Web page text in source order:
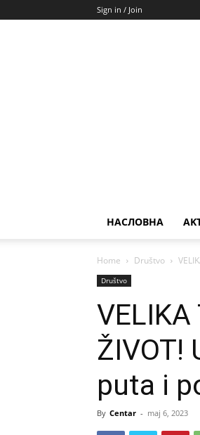
Sign in / Join
НАСЛОВНА
Home Društvo
Društvo
VELIKA
ŽIVOT!
puta i
By Centar - maj 6, 2023